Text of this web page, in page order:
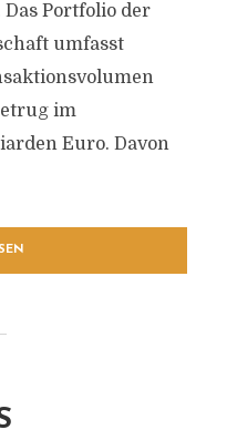
Portfolio der
umfasst
im
Euro. Davon